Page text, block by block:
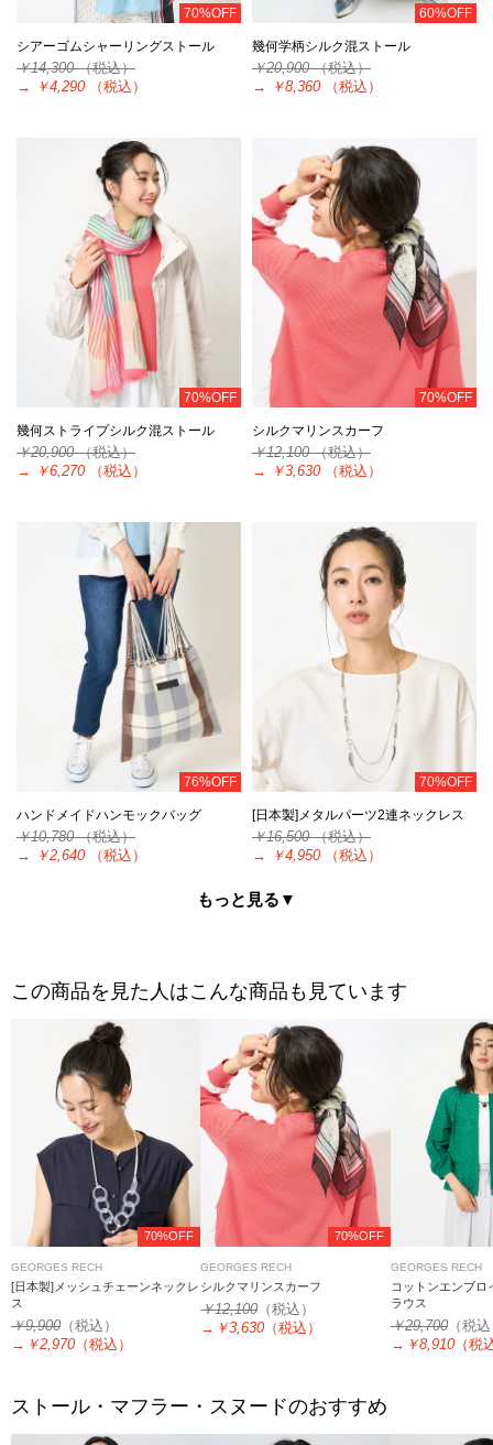
70%OFF
シアーゴムシャーリングストール
￥14,300（税込）
→
￥4,290 （税込）
60%OFF
幾何学柄シルク混ストール
￥20,900（税込）
→
￥8,360 （税込）
70%OFF
幾何ストライプシルク混ストール
￥20,900（税込）
→
￥6,270 （税込）
70%OFF
シルクマリンスカーフ
￥12,100（税込）
→
￥3,630 （税込）
76%OFF
ハンドメイドハンモックバッグ
￥10,780（税込）
→
￥2,640 （税込）
70%OFF
[日本製]メタルパーツ2連ネックレス
￥16,500（税込）
→
￥4,950 （税込）
もっと見る▼
この商品を見た人はこんな商品も見ています
70%OFF
GEORGES RECH
[日本製]メッシュチェーンネックレ
ス
￥9,900 （税込）
→ ￥2,970 （税込）
70%OFF
GEORGES RECH
シルクマリンスカーフ
￥12,100（税込）
→ ￥3,630 （税込）
GEORGES RECH
コットンエンブロ
ラウス
￥29,700（税
→ ￥8,910（税
ストール・マフラー・スヌードのおすすめ